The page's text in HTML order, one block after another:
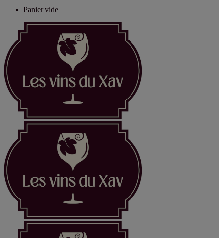
Panier vide